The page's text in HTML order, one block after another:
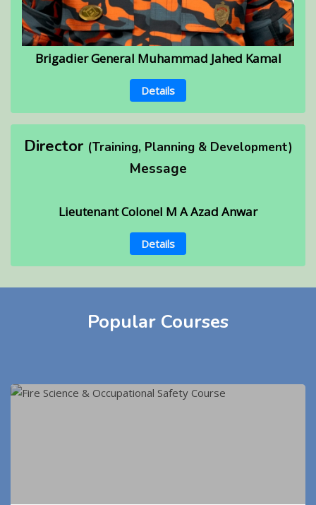
Brigadier General Muhammad Jahed Kamal
Details
Director (Training, Planning & Development)
Message
Lieutenant Colonel M A Azad Anwar
Details
Popular Courses